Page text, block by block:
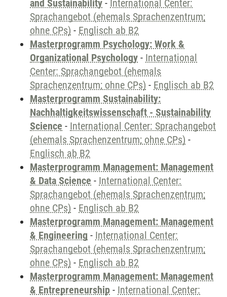
and Sustainability - International Center:
Sprachangebot (ehemals Sprachenzentrum;
ohne CPs) - Englisch ab B2
Masterprogramm Psychology: Work &
Organizational Psychology - International
Center: Sprachangebot (ehemals
Sprachenzentrum; ohne CPs) - Englisch ab B2
Masterprogramm Sustainability:
Nachhaltigkeitswissenschaft - Sustainability
Science - International Center: Sprachangebot
(ehemals Sprachenzentrum; ohne CPs) -
Englisch ab B2
Masterprogramm Management: Management
& Data Science - International Center:
Sprachangebot (ehemals Sprachenzentrum;
ohne CPs) - Englisch ab B2
Masterprogramm Management: Management
& Engineering - International Center:
Sprachangebot (ehemals Sprachenzentrum;
ohne CPs) - Englisch ab B2
Masterprogramm Management: Management
& Entrepreneurship - International Center: